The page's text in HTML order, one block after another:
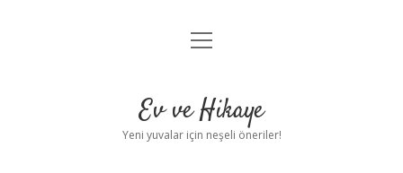
Anasayfa
Yasal Uyarı
menüyü
Ev ve Hikaye
Yeni yuvalar için neşeli öneriler!